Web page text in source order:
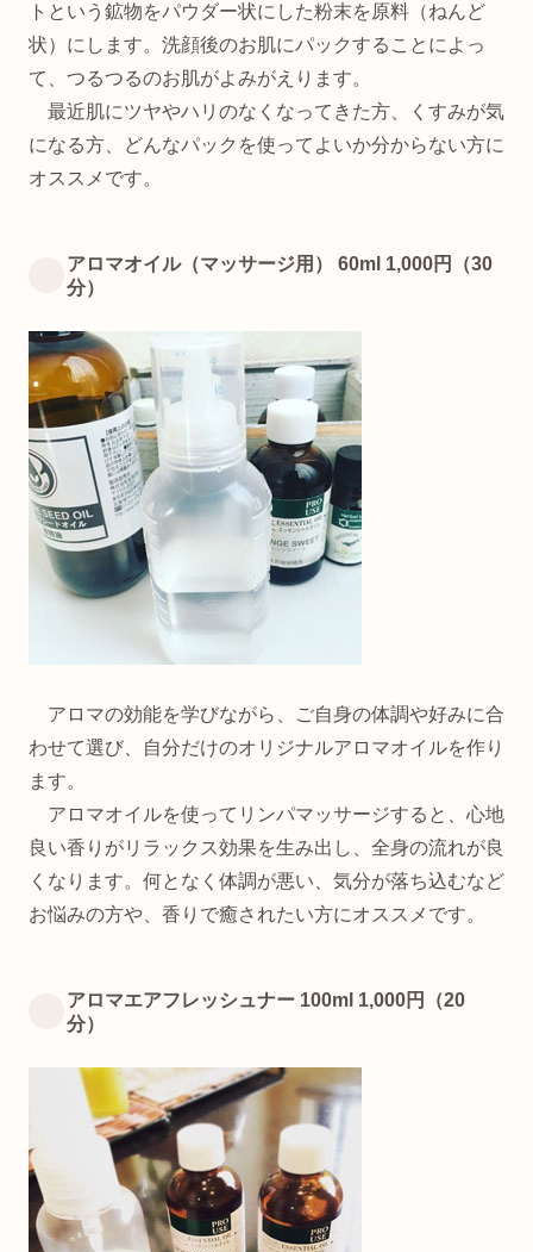
トという鉱物をパウダー状にした粉末を原料（ねんど
状）にします。洗顔後のお肌にパックすることによっ
て、つるつるのお肌がよみがえります。
最近肌にツヤやハリのなくなってきた方、くすみが気
になる方、どんなパックを使ってよいか分からない方に
オススメです。
アロマオイル（マッサージ用） 60ml 1,000円（30
分）
アロマの効能を学びながら、ご自身の体調や好みに合
わせて選び、自分だけのオリジナルアロマオイルを作り
ます。
アロマオイルを使ってリンパマッサージすると、心地
良い香りがリラックス効果を生み出し、全身の流れが良
くなります。何となく体調が悪い、気分が落ち込むなど
お悩みの方や、香りで癒されたい方にオススメです。
アロマエアフレッシュナー 100ml 1,000円（20
分）